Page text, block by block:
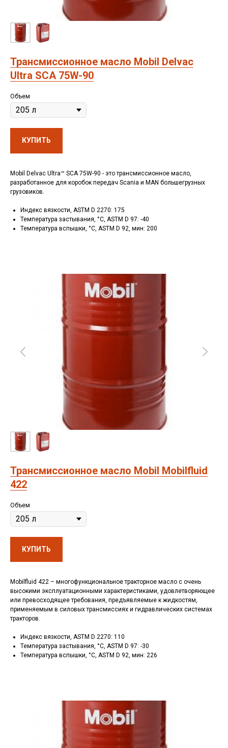
Трансмиссионное масло Mobil Delvac
Ultra SCA 75W-90
Объем
КУПИТЬ
Mobil Delvac Ultra™ SCA 75W-90 - это трансмиссионное масло,
разработанное для коробок передач Scania и MAN большегрузных
грузовиков.
Индекс вязкости, ASTM D 2270: 175
Температура застывания, °C, ASTM D 97: -40
Температура вспышки, °C, ASTM D 92, мин: 200
Трансмиссионное масло Mobil Mobilfluid
422
Объем
КУПИТЬ
Mobilfluid 422 – многофункциональное тракторное масло с очень
высокими эксплуатационными характеристиками, удовлетворяющее
или превосходящее требования, предъявляемые к жидкостям,
применяемым в силовых трансмиссиях и гидравлических системах
тракторов.
Индекс вязкости, ASTM D 2270: 110
Температура застывания, °C, ASTM D 97: -30
Температура вспышки, °C, ASTM D 92, мин: 226